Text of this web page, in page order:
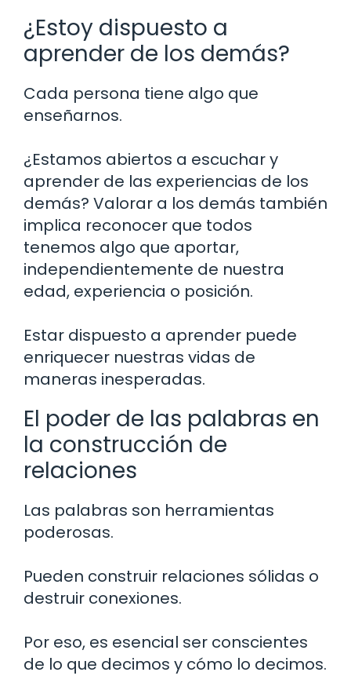
¿Estoy dispuesto a
aprender de los demás?
Cada persona tiene algo que
enseñarnos.
¿Estamos abiertos a escuchar y
aprender de las experiencias de los
demás? Valorar a los demás también
implica reconocer que todos
tenemos algo que aportar,
independientemente de nuestra
edad, experiencia o posición.
Estar dispuesto a aprender puede
enriquecer nuestras vidas de
maneras inesperadas.
El poder de las palabras en
la construcción de
relaciones
Las palabras son herramientas
poderosas.
Pueden construir relaciones sólidas o
destruir conexiones.
Por eso, es esencial ser conscientes
de lo que decimos y cómo lo decimos.